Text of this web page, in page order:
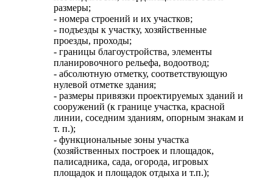
размеры;
- номера строений и их участков;
- подъезды к участку, хозяйственные
проезды, проходы;
- границы благоустройства, элементы
планировочного рельефа, водоотвод;
- абсолютную отметку, соответствующую
нулевой отметке здания;
- размеры привязки проектируемых зданий и
сооружений (к границе участка, красной
линии, соседним зданиям, опорным знакам и
т. п.);
- функциональные зоны участка
(хозяйственных построек и площадок,
палисадника, сада, огорода, игровых
площадок и площадок отдыха и т.п.);